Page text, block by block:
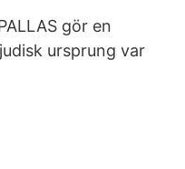
gör en
ursprung var